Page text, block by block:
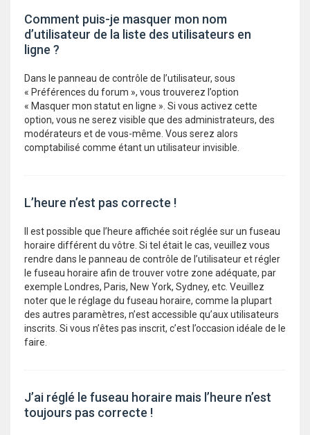
Comment puis-je masquer mon nom
d’utilisateur de la liste des utilisateurs en
ligne ?
Dans le panneau de contrôle de l’utilisateur, sous
« Préférences du forum », vous trouverez l’option
« Masquer mon statut en ligne ». Si vous activez cette
option, vous ne serez visible que des administrateurs, des
modérateurs et de vous-même. Vous serez alors
comptabilisé comme étant un utilisateur invisible.
L’heure n’est pas correcte !
Il est possible que l’heure affichée soit réglée sur un fuseau
horaire différent du vôtre. Si tel était le cas, veuillez vous
rendre dans le panneau de contrôle de l’utilisateur et régler
le fuseau horaire afin de trouver votre zone adéquate, par
exemple Londres, Paris, New York, Sydney, etc. Veuillez
noter que le réglage du fuseau horaire, comme la plupart
des autres paramètres, n’est accessible qu’aux utilisateurs
inscrits. Si vous n’êtes pas inscrit, c’est l’occasion idéale de le
faire.
J’ai réglé le fuseau horaire mais l’heure n’est
toujours pas correcte !